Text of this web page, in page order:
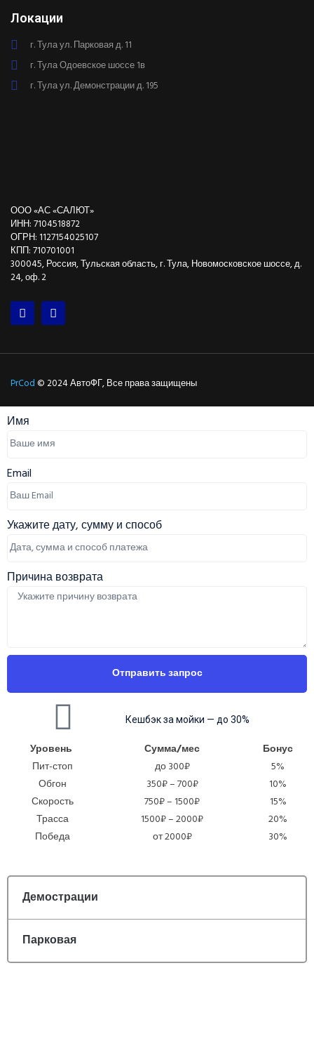
ООО «АС «САЛЮТ»
ИНН: 7104518872
ОГРН: 1127154025107
КПП: 710701001
300045, Россия, Тульская область, г. Тула, Новомосковское шоссе, д.
24, оф. 2
Локации
г. Тула ул. Парковая д. 11
г. Тула Одоевское шоссе 1в
г. Тула ул. Демонстрации д. 195
PrCod © 2024 АвтоФГ, Все права защищены
Имя
Email
Укажите дату, сумму и способ
Причина возврата
Отправить запрос
Кешбэк за мойки — до 30%
Уровень Сумма/мес
Бонус
Пит-стоп
до 300₽
5%
Обгон
350₽ – 700₽
10%
Скорость
750₽ – 1500₽
15%
Трасса
1500₽ – 2000₽
20%
Победа
от 2000₽ 30%
Демострации
Парковая